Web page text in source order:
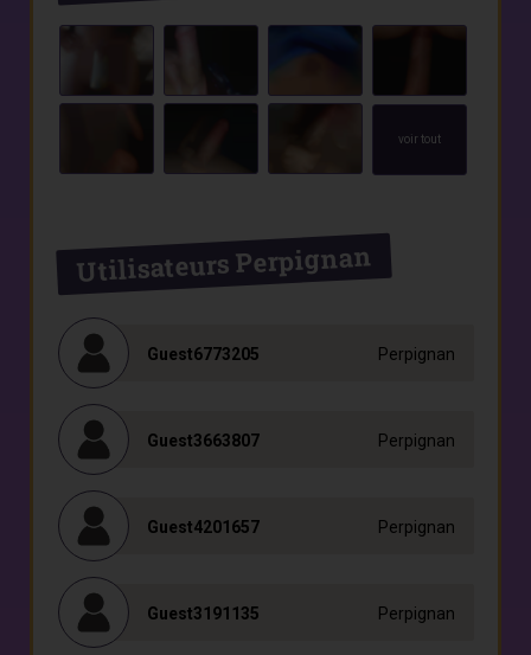
voir tout
Utilisateurs Perpignan
Guest6773205 Perpignan
Guest3663807 Perpignan
Guest4201657 Perpignan
Guest3191135 Perpignan